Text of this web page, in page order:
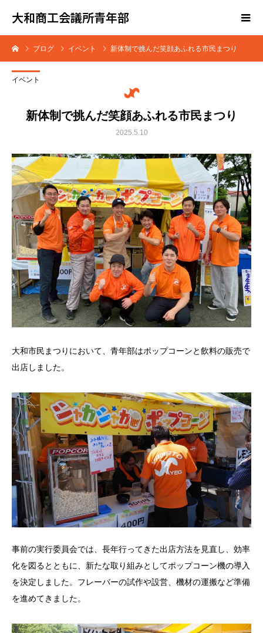
大和商工会議所青年部
ブログ イベント 新体制で挑んだ笑顔あふれる市民まつり
イベント
新体制で挑んだ笑顔あふれる市民まつり
2025.5.10
大和市民まつりにおいて、青年部はポップコーンと飲料の販売で
出店しました。
事前の実行委員会では、長年行ってきた出店方法を見直し、効率
化を図るとともに、新たな取り組みとしてポップコーン機の導入
を決定しました。フレーバーの試作や設営、機材の運搬など準備
を進めてきました。